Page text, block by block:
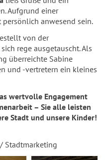
Aufgrund einer
anwesend sein.
von der
rege ausgetauscht. Als
überreichte Sabine
und -vertretern ein kleines
wertvolle Engagement
– Sie alle leisten
Stadt und unsere Kinder!
Stadtmarketing